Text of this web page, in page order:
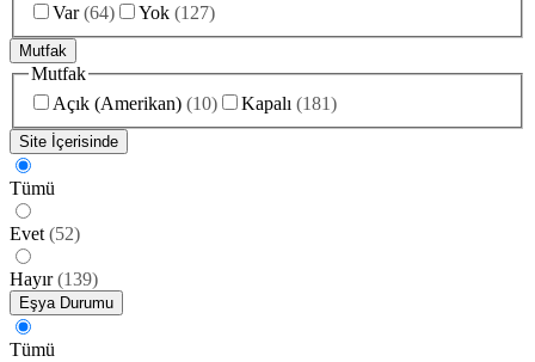
Var (64) Yok (127)
Mutfak
Mutfak
Açık (Amerikan) (10) Kapalı (181)
Site İçerisinde
Tümü
Evet (52)
Hayır (139)
Eşya Durumu
Tümü